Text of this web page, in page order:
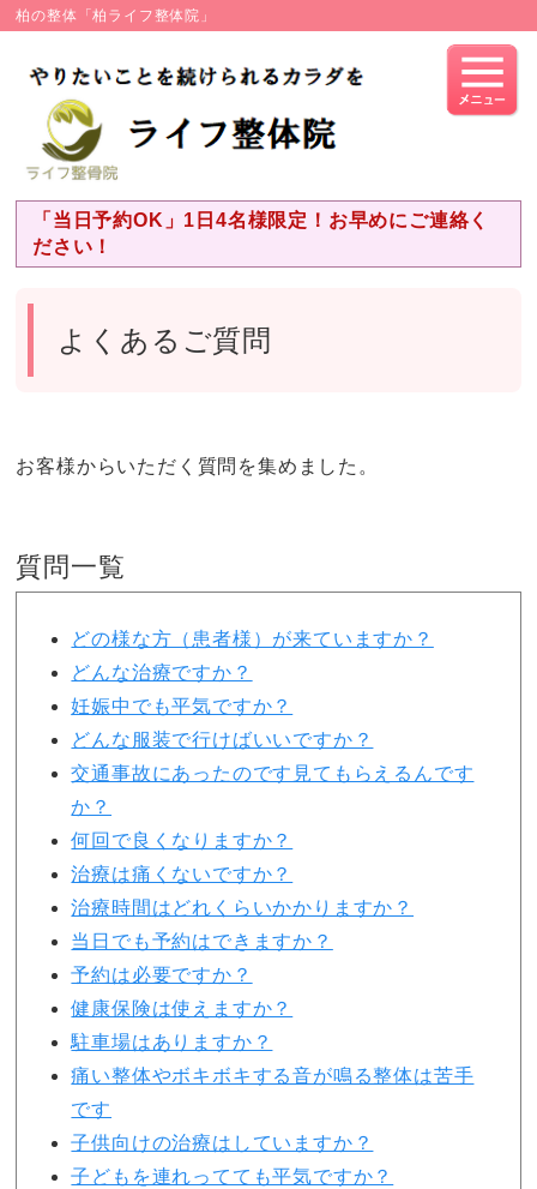
柏の整体「柏ライフ整体院」
「当日予約OK」1日4名様限定！お早めにご連絡く
ださい！
よくあるご質問
お客様からいただく質問を集めました。
質問一覧
どの様な方（患者様）が来ていますか？
どんな治療ですか？
妊娠中でも平気ですか？
どんな服装で行けばいいですか？
交通事故にあったのです見てもらえるんです
か？
何回で良くなりますか？
治療は痛くないですか？
治療時間はどれくらいかかりますか？
当日でも予約はできますか？
予約は必要ですか？
健康保険は使えますか？
駐車場はありますか？
痛い整体やボキボキする音が鳴る整体は苦手
です
子供向けの治療はしていますか？
子どもを連れってても平気ですか？